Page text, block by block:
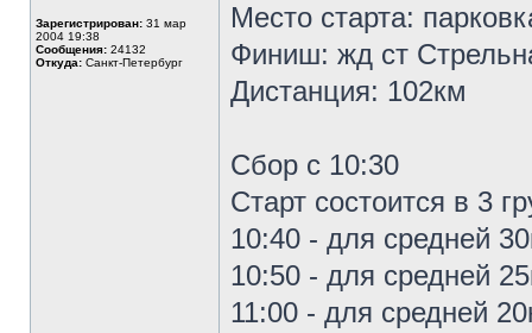
Зарегистрирован: 31 мар
2004 19:38
Сообщения: 24132
Откуда: Санкт-Петербург
Место старта:
Финиш: жд ст
Дистанция: 102км
Сбор с 10:30
Старт состоится в 3
10:40 - для средней
10:50 - для средней
11:00 - для средней